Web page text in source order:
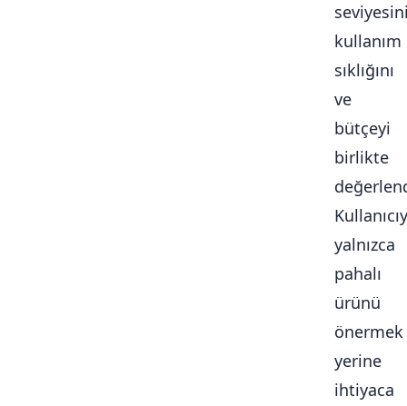
kullanım
sıklığını
ve
bütçeyi
birlikte
yalnızca
pahalı
ürünü
önermek
yerine
ihtiyaca